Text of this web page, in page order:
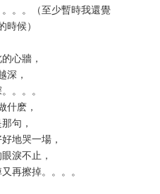
。。（至少暫時我還覺
時候）
心牆，
深，
。。。
什麽，
句，
地哭一場，
淚不止，
再擦掉。。。。